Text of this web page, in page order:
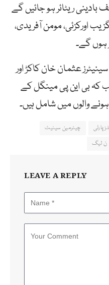
ریٹائر ہو جائیں گے
اورنگزیب اورکزئی، مومن آفریدی،
ہوں گے۔
پختونخوا ملی عوامی پارٹی کے 2 سینیٹرز عثمان خان کاکڑ اور
کہ بی این پی مینگل کے
والوں میں شامل ہیں۔
چیئرمین سینیٹ
ن لیگ
LEAVE A REPLY